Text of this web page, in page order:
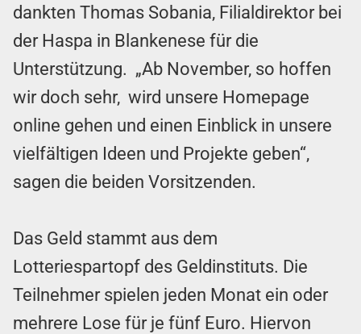
dankten Thomas Sobania, Filialdirektor bei
der Haspa in Blankenese für die
Unterstützung. „Ab November, so hoffen
wir doch sehr, wird unsere Homepage
online gehen und einen Einblick in unsere
vielfältigen Ideen und Projekte geben“,
sagen die beiden Vorsitzenden.
Das Geld stammt aus dem
Lotteriespartopf des Geldinstituts. Die
Teilnehmer spielen jeden Monat ein oder
mehrere Lose für je fünf Euro. Hiervon